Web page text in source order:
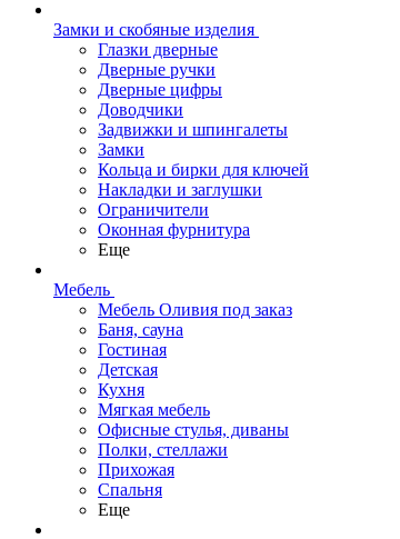
Замки и скобяные изделия
Глазки дверные
Дверные ручки
Дверные цифры
Доводчики
Задвижки и шпингалеты
Замки
Кольца и бирки для ключей
Накладки и заглушки
Ограничители
Оконная фурнитура
Еще
Мебель
Мебель Оливия под заказ
Баня, сауна
Гостиная
Детская
Кухня
Мягкая мебель
Офисные стулья, диваны
Полки, стеллажи
Прихожая
Спальня
Еще